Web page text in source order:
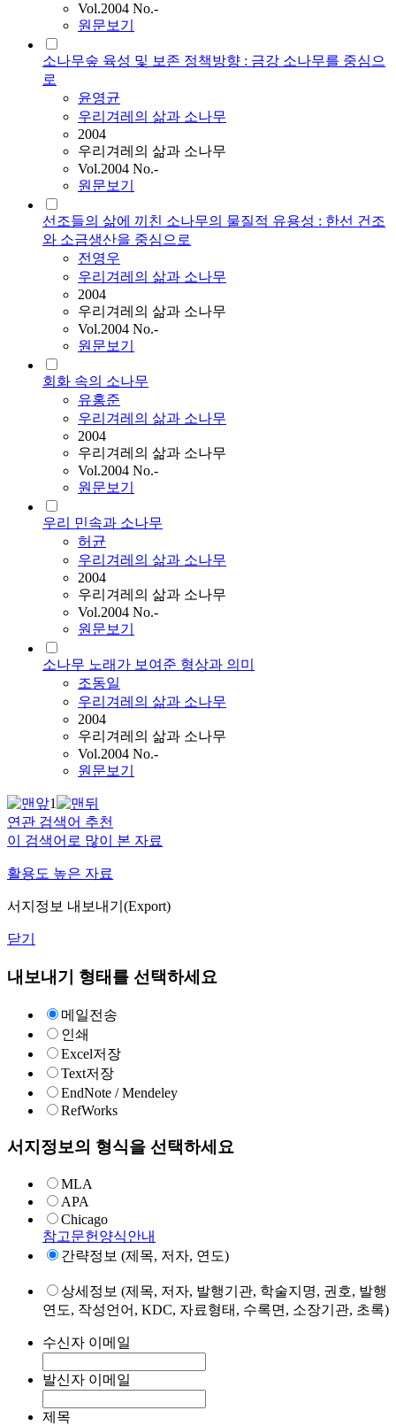
Vol.2004 No.-
원문보기
소나무숲 육성 및 보존 정책방향 : 금강 소나무를 중심으
로
윤영균
우리겨레의 삶과 소나무
2004
우리겨레의 삶과 소나무
Vol.2004 No.-
원문보기
선조들의 삶에 끼친 소나무의 물질적 유용성 : 한선 건조
와 소금생산을 중심으로
전영우
우리겨레의 삶과 소나무
2004
우리겨레의 삶과 소나무
Vol.2004 No.-
원문보기
회화 속의 소나무
유홍준
우리겨레의 삶과 소나무
2004
우리겨레의 삶과 소나무
Vol.2004 No.-
원문보기
우리 민속과 소나무
허균
우리겨레의 삶과 소나무
2004
우리겨레의 삶과 소나무
Vol.2004 No.-
원문보기
소나무 노래가 보여준 형상과 의미
조동일
우리겨레의 삶과 소나무
2004
우리겨레의 삶과 소나무
Vol.2004 No.-
원문보기
1
연관 검색어 추천
이 검색어로 많이 본 자료
활용도 높은 자료
서지정보 내보내기(Export)
닫기
내보내기 형태를 선택하세요
메일전송
인쇄
Excel저장
Text저장
EndNote / Mendeley
RefWorks
서지정보의 형식을 선택하세요
MLA
APA
Chicago
참고문헌양식안내
간략정보 (제목, 저자, 연도)
상세정보 (제목, 저자, 발행기관, 학술지명, 권호, 발행
연도, 작성언어, KDC, 자료형태, 수록면, 소장기관, 초록)
수신자 이메일
발신자 이메일
제목